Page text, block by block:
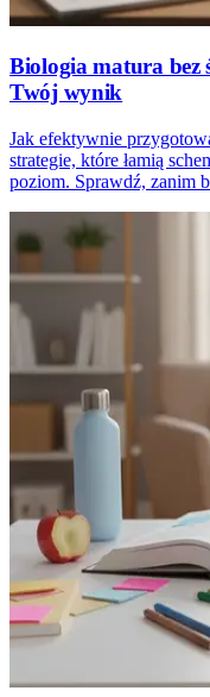
Biologia matura bez
Twój wynik
Jak efektywnie
strategie, które łamią
poziom. Sprawdź, zanim